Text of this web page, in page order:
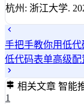
杭州: 浙江大学.
手把手教你用低
低代码表单高级配
相关文章 智能
1